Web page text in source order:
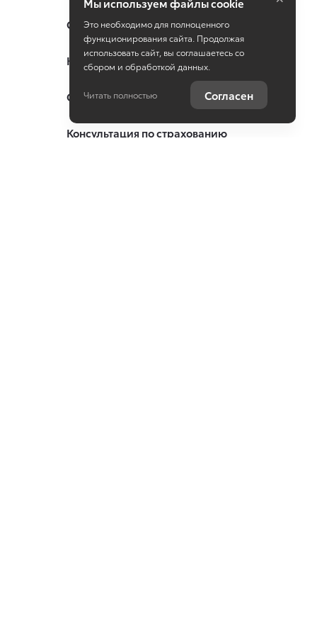
Специальные предложения
Консультация по кредиту
Оцените ваш автомобиль
Консультация по страхованию
Это необходимо для полноценного
функционирования сайта. Продолжая
использовать сайт, вы соглашаетесь со
сбором и обработкой данных.
Читать полностью Согласен